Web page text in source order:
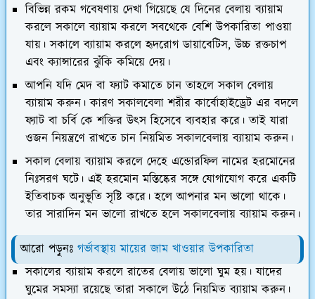
বিভিন্ন রকম গবেষণায় দেখা গিয়েছে যে দিনের বেলায় ব্যায়াম
করলে সকালে ব্যায়াম করলে সবথেকে বেশি উপকারিতা পাওয়া
যায়। সকালে ব্যায়াম করলে হৃদরোগ ডায়াবেটিস, উচ্চ রক্তচাপ
এবং ক্যান্সারের ঝুঁকি কমিয়ে দেয়।
আপনি যদি মেদ বা ফ্যাট কমাতে চান তাহলে সকাল বেলায়
ব্যায়াম করুন। কারণ সকালবেলা শরীর কার্বোহাইড্রেট এর বদলে
ফ্যাট বা চর্বি কে শক্তির উৎস হিসেবে ব্যবহার করে। তাই যারা
ওজন নিয়ন্ত্রণে রাখতে চান নিয়মিত সকালবেলায় ব্যায়াম করুন।
সকাল বেলায় ব্যায়াম করলে দেহে এন্ডোরফিল নামের হরমোনের
নিঃসরণ ঘটে। এই হরমোন মস্তিষ্কের সঙ্গে যোগাযোগ করে একটি
ইতিবাচক অনুভূতি সৃষ্টি করে। হলে আপনার মন ভালো থাকে।
তার সারাদিন মন ভালো রাখতে হলে সকালবেলায় ব্যায়াম করুন।
আরো পড়ুনঃ গর্ভাবস্থায় মায়ের জাম খাওয়ার উপকারিতা
সকালের ব্যায়াম করলে রাতের বেলায় ভালো ঘুম হয়। যাদের
ঘুমের সমস্যা রয়েছে তারা সকালে উঠে নিয়মিত ব্যায়াম করুন।